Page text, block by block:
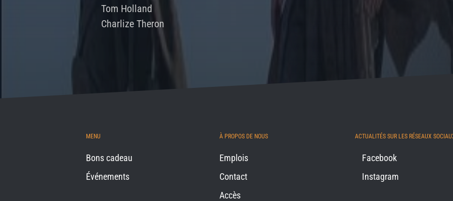
Tom Holland
Charlize Theron
MENU
Bons cadeau
Événements
À PROPOS DE NOUS
Emplois
Contact
Accès
ACTUALITÉS SUR LES RÉSEAUX
Facebook
Instagram